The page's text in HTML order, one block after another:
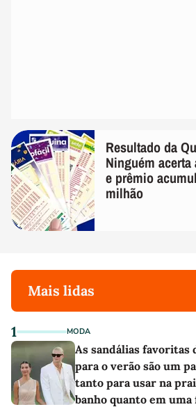
Resultado da
Ninguém
e prêmio
milhão
Mais lidas
1 MODA
As sandálias favoritas
para o verão são um
tanto para usar na
banho quanto em